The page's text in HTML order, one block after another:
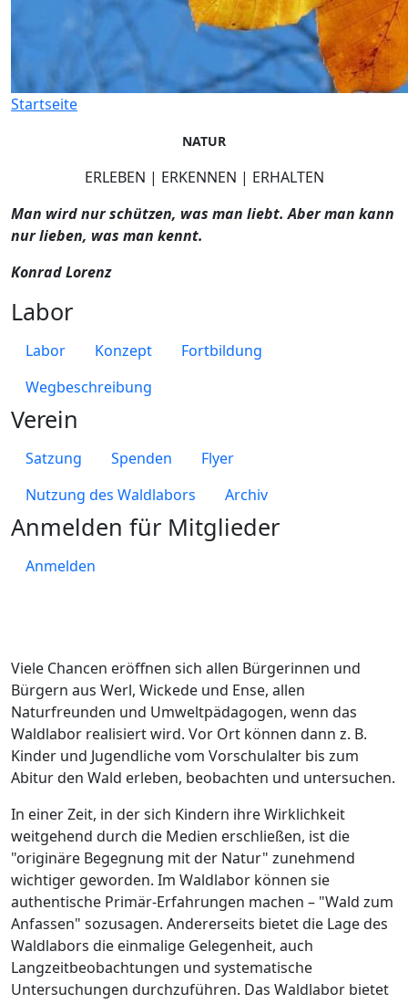
Startseite
Viele Chancen eröffnen sich allen Bürgerinnen und
Bürgern aus Werl, Wickede und Ense, allen
Naturfreunden und Umweltpädagogen, wenn das
Waldlabor realisiert wird. Vor Ort können dann z. B.
Kinder und Jugendliche vom Vorschulalter bis zum
Abitur den Wald erleben, beobachten und untersuchen.
In einer Zeit, in der sich Kindern ihre Wirklichkeit
weitgehend durch die Medien erschließen, ist die
"originäre Begegnung mit der Natur" zunehmend
wichtiger geworden. Im Waldlabor können sie
authentische Primär-Erfahrungen machen – "Wald zum
Anfassen" sozusagen. Andererseits bietet die Lage des
Waldlabors die einmalige Gelegenheit, auch
Langzeitbeobachtungen und systematische
Untersuchungen durchzuführen. Das Waldlabor bietet
NATUR
ERLEBEN | ERKENNEN | ERHALTEN
Man wird nur schützen, was man liebt. Aber man kann
nur lieben, was man kennt.
Konrad Lorenz
Labor
Labor Konzept
Fortbildung
Wegbeschreibung
Verein
Satzung Spenden
Flyer
Nutzung des Waldlabors
Archiv
Anmelden für Mitglieder
Anmelden